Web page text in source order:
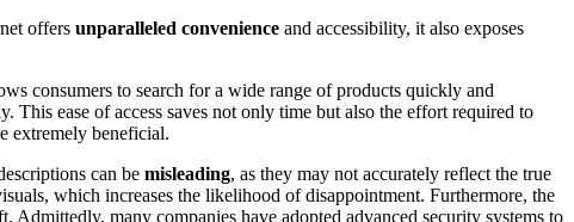
offers unparalleled convenience and accessibility, it also exposes
consumers to search for a wide range of products quickly and
ease of access saves not only time but also the effort required to
extremely beneficial.
can be misleading, as they may not accurately reflect the true
which increases the likelihood of disappointment. Furthermore, the
Admittedly, many companies have adopted advanced security systems to